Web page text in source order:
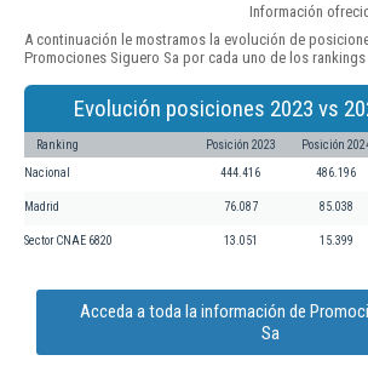
Información
A continuación le mostramos la evolución de
Promociones Siguero Sa por cada uno de los
Evolución posiciones 2023 vs
Ranking Posición 2023 Posición
Nacional 444.416 486.196
Madrid 76.087 85.038
Sector CNAE 6820 13.051 15.399
Acceda a toda la información de
Sa